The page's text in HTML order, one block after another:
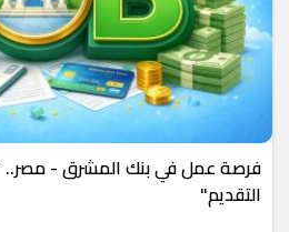
فرصة عمل في بنك المشرق - مصر..
التقديم"